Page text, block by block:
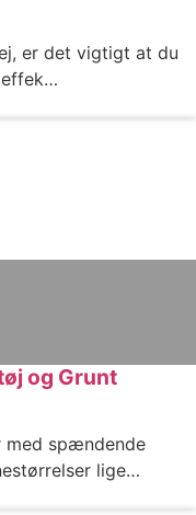
er det vigtigt at du
effek…
og Grunt
med spændende
lige…